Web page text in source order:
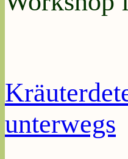
unterwegs